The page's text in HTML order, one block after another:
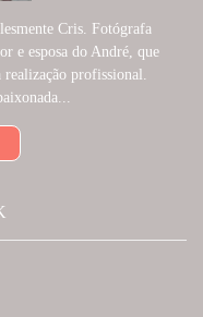
Cris. Fotógrafa
e esposa do André, que
realização profissional.